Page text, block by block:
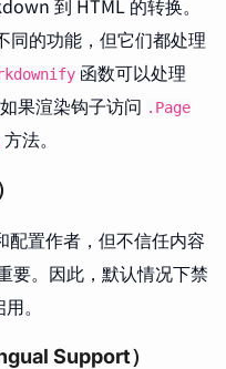
到 HTML 的转换。
的功能，但它们都处理
函数可以处理
果渲染钩子访问 .Page
方法。
置作者，但不信任内容
要。因此，默认情况下禁
。
Support）